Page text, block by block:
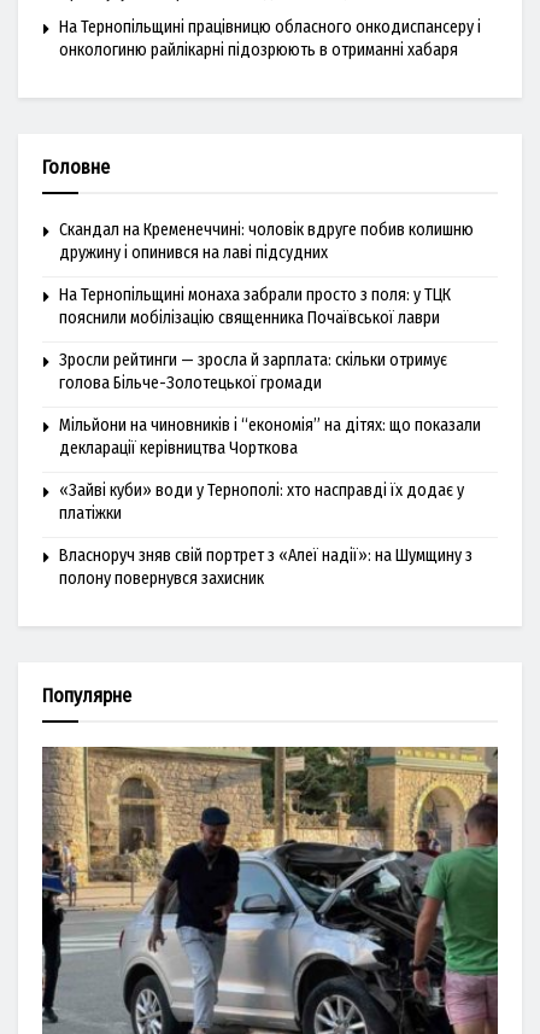
На Тернопільщині працівницю обласного онкодиспансеру і
онкологиню райлікарні підозрюють в отриманні хабаря
Головне
Скандал на Кременеччині: чоловік вдруге побив колишню
дружину і опинився на лаві підсудних
На Тернопільщині монаха забрали просто з поля: у ТЦК
пояснили мобілізацію священника Почаївської лаври
Зросли рейтинги — зросла й зарплата: скільки отримує
голова Більче-Золотецької громади
Мільйони на чиновників і “економія” на дітях: що показали
декларації керівництва Чорткова
«Зайві куби» води у Тернополі: хто насправді їх додає у
платіжки
Власноруч зняв свій портрет з «Алеї надії»: на Шумщину з
полону повернувся захисник
Популярне